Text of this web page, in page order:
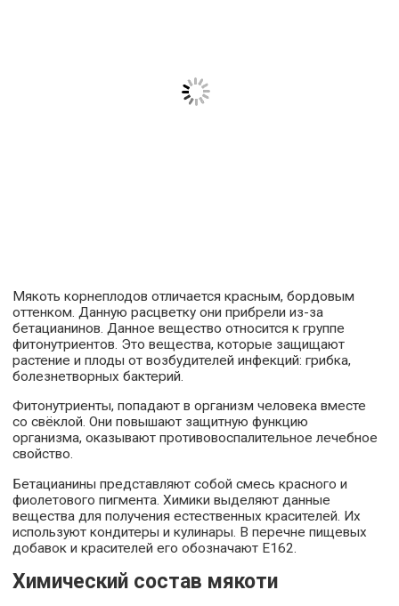
Мякоть корнеплодов отличается красным, бордовым
оттенком. Данную расцветку они прибрели из-за
бетацианинов. Данное вещество относится к группе
фитонутриентов. Это вещества, которые защищают
растение и плоды от возбудителей инфекций: грибка,
болезнетворных бактерий.
Фитонутриенты, попадают в организм человека вместе
со свёклой. Они повышают защитную функцию
организма, оказывают противовоспалительное лечебное
свойство.
Бетацианины представляют собой смесь красного и
фиолетового пигмента. Химики выделяют данные
вещества для получения естественных красителей. Их
используют кондитеры и кулинары. В перечне пищевых
добавок и красителей его обозначают Е162.
Химический состав мякоти